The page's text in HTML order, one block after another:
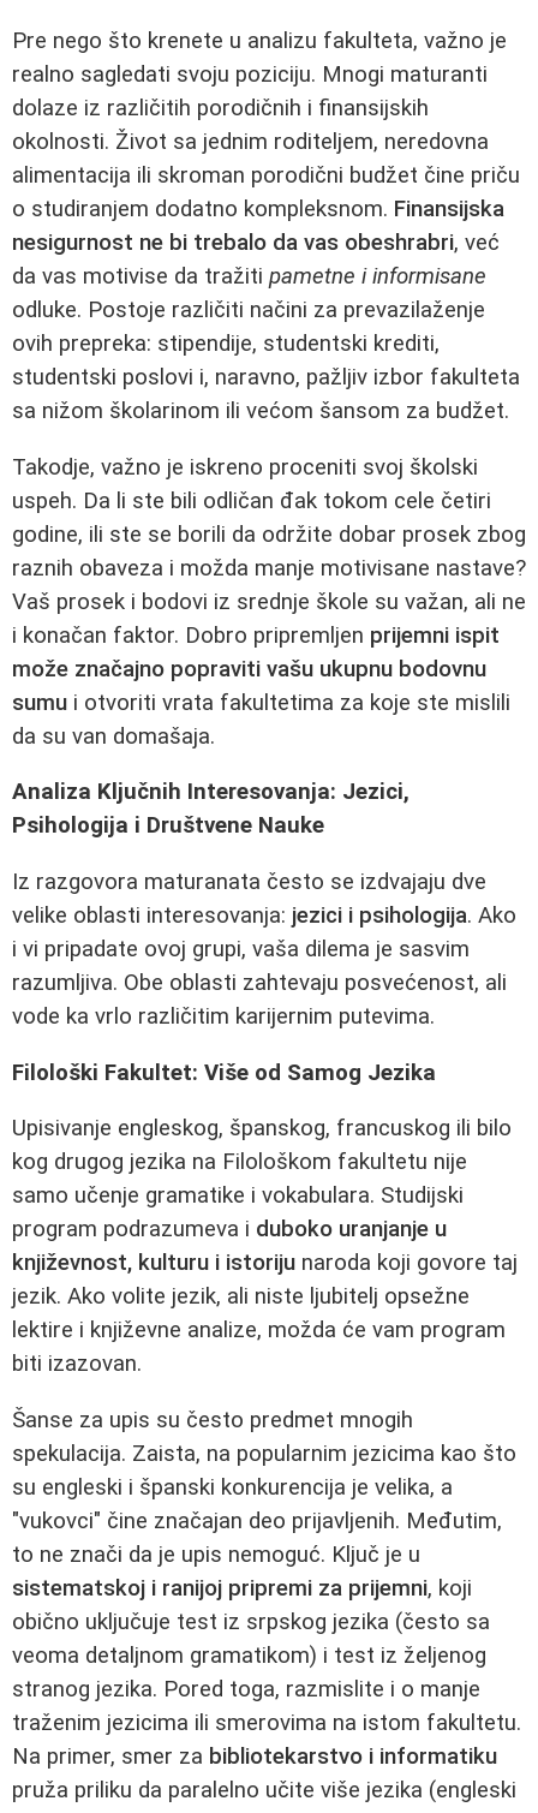
Pre nego što krenete u analizu fakulteta, važno je
realno sagledati svoju poziciju. Mnogi maturanti
dolaze iz različitih porodičnih i finansijskih
okolnosti. Život sa jednim roditeljem, neredovna
alimentacija ili skroman porodični budžet čine priču
o studiranjem dodatno kompleksnom. Finansijska
nesigurnost ne bi trebalo da vas obeshrabri, već
da vas motivise da tražiti pametne i informisane
odluke. Postoje različiti načini za prevazilaženje
ovih prepreka: stipendije, studentski krediti,
studentski poslovi i, naravno, pažljiv izbor fakulteta
sa nižom školarinom ili većom šansom za budžet.
Takodje, važno je iskreno proceniti svoj školski
uspeh. Da li ste bili odličan đak tokom cele četiri
godine, ili ste se borili da održite dobar prosek zbog
raznih obaveza i možda manje motivisane nastave?
Vaš prosek i bodovi iz srednje škole su važan, ali ne
i konačan faktor. Dobro pripremljen prijemni ispit
može značajno popraviti vašu ukupnu bodovnu
sumu i otvoriti vrata fakultetima za koje ste mislili
da su van domašaja.
Analiza Ključnih Interesovanja: Jezici,
Psihologija i Društvene Nauke
Iz razgovora maturanata često se izdvajaju dve
velike oblasti interesovanja: jezici i psihologija. Ako
i vi pripadate ovoj grupi, vaša dilema je sasvim
razumljiva. Obe oblasti zahtevaju posvećenost, ali
vode ka vrlo različitim karijernim putevima.
Filološki Fakultet: Više od Samog Jezika
Upisivanje engleskog, španskog, francuskog ili bilo
kog drugog jezika na Filološkom fakultetu nije
samo učenje gramatike i vokabulara. Studijski
program podrazumeva i duboko uranjanje u
književnost, kulturu i istoriju naroda koji govore taj
jezik. Ako volite jezik, ali niste ljubitelj opsežne
lektire i književne analize, možda će vam program
biti izazovan.
Šanse za upis su često predmet mnogih
spekulacija. Zaista, na popularnim jezicima kao što
su engleski i španski konkurencija je velika, a
"vukovci" čine značajan deo prijavljenih. Međutim,
to ne znači da je upis nemoguć. Ključ je u
sistematskoj i ranijoj pripremi za prijemni, koji
obično uključuje test iz srpskog jezika (često sa
veoma detaljnom gramatikom) i test iz željenog
stranog jezika. Pored toga, razmislite i o manje
traženim jezicima ili smerovima na istom fakultetu.
Na primer, smer za bibliotekarstvo i informatiku
pruža priliku da paralelno učite više jezika (engleski